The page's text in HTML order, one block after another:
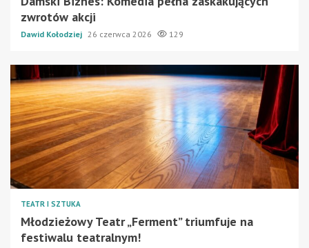
zwrotów akcji
Dawid Kołodziej 26 czerwca 2026 129
TEATR I SZTUKA
Młodzieżowy Teatr „Ferment” triumfuje na
festiwalu teatralnym!